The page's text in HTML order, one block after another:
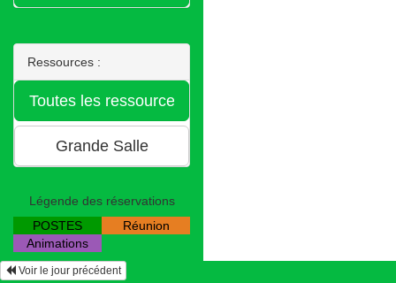
Ressources :
Légende des réservations
POSTES
Réunion
Animations
Voir le jour précédent